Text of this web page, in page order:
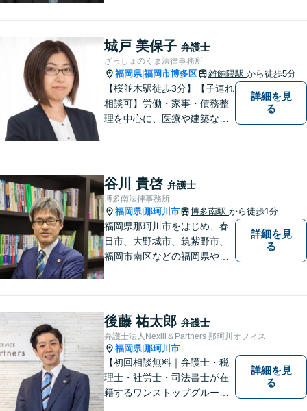
上で、最適な解決策を共に考
えます。
城戸 美保子 弁護士
ざっしょのくま法律事務所
福岡県|福岡市博多区 雑餉隈駅 から徒歩5分
【桜並木駅徒歩3分】【子連れ
相談可】労働・家事・債務整
理を中心に、医療や建築など
も、早めにお越しいただい
て、一緒に解決を目指しまし
ょう。
詳細を見
る
谷川 貴啓 弁護士
博多南法律事務所
福岡県|那珂川市 博多南駅 から徒歩1分
福岡県那珂川市をはじめ、春
日市、大野城市、筑紫野市、
福岡市南区などの福岡県や九
す！【弁護士歴15年】【博多
南駅から徒歩30秒】【予約で
時間外、休日相談可能】【法
テラス利用可】
詳細を見
る
後藤 祐太郎 弁護士
弁護士法人Nexill＆Partners 那珂川オフィス
福岡県|那珂川市
【初回相談無料｜弁護士・税
理士・社労士・司法書士が在
籍するワンストップグルー
詳細を見
る